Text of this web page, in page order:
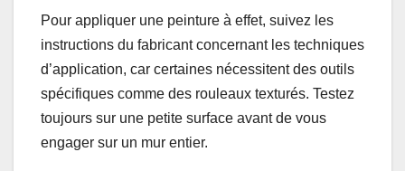
Pour appliquer une peinture à effet, suivez les
instructions du fabricant concernant les techniques
d’application, car certaines nécessitent des outils
spécifiques comme des rouleaux texturés. Testez
toujours sur une petite surface avant de vous
engager sur un mur entier.